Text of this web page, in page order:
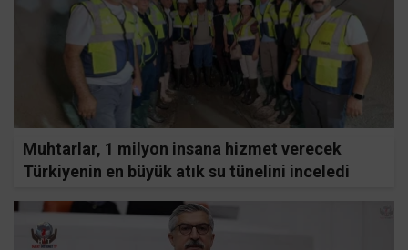
Muhtarlar, 1 milyon insana hizmet verecek
Türkiyenin en büyük atık su tünelini inceledi